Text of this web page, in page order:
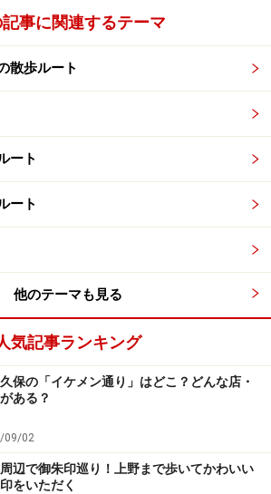
のオブジェ、製作者は宮下芳子さん
なってしまうという噂もあったけれ
だ。そういえば、震災後は照明が消
は再び点灯している。
合わせの人たちが多かったけれど、
という、中村屋サロン美術館へ。
な中村屋さんがやっている美術館。
品が展示されていた。中村彝のアト
ったそうだ。中村屋には多くの画家
ンのようになっていたのだそうだ。
て変わるそうだが、今回は100円だ
記事に関連するテーマ
散歩ルート
ート
ート
他のテーマも見る
気記事ランキング
保の「イケメン通り」はどこ？どんな店・
ある？
09/02
辺で御朱印巡り！上野まで歩いてかわいい
をいただく